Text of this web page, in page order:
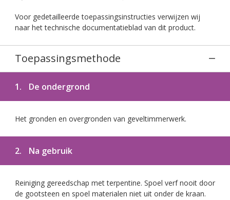
Voor gedetailleerde toepassingsinstructies verwijzen wij
naar het technische documentatieblad van dit product.
Toepassingsmethode
1. De ondergrond
Het gronden en overgronden van geveltimmerwerk.
2. Na gebruik
Reiniging gereedschap met terpentine. Spoel verf nooit door
de gootsteen en spoel materialen niet uit onder de kraan.